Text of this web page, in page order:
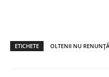
ETICHETE OLTENII NU